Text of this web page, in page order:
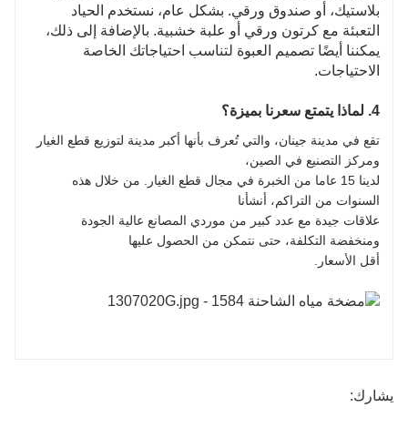
بلاستيك، أو صندوق ورقي. بشكل عام، نستخدم الحياد
التعبئة مع كرتون ورقي أو علبة خشبية. بالإضافة إلى ذلك،
يمكننا أيضًا تصميم العبوة لتناسب احتياجاتك الخاصة
الاحتياجات.
4. لماذا يتمتع سعرنا بميزة؟
تقع في مدينة جينان، والتي تُعرف بأنها أكبر مدينة لتوزيع قطع الغيار
ومركز التصنيع في الصين،
لدينا 15 عاما من الخبرة في مجال قطع الغيار. من خلال هذه
السنوات من التراكم، أنشأنا
علاقات جيدة مع عدد كبير من موردي المصانع عالية الجودة
ومنخفضة التكلفة، حتى نتمكن من الحصول عليها
أقل الأسعار.
يشارك: